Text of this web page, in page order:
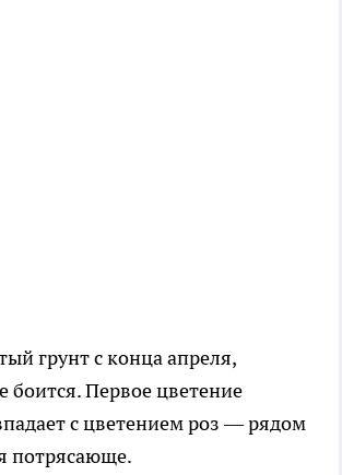
грунт с конца апреля,
боится. Первое цветение
с цветением роз — рядом
потрясающе.